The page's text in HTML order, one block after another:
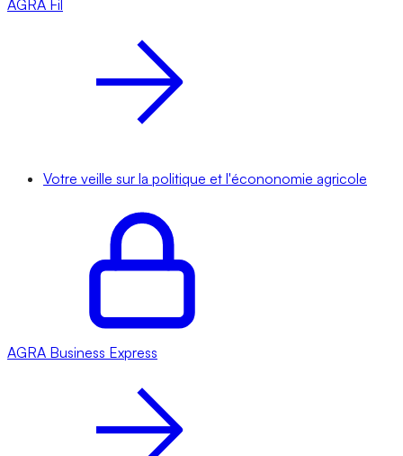
AGRA Fil
Votre veille sur la politique et l'écononomie agricole
AGRA Business Express